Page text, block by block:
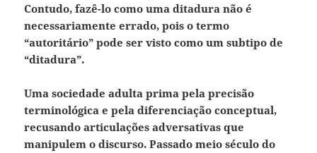
Contudo, fazê-lo como uma ditadura não é
necessariamente errado, pois o termo
“autoritário” pode ser visto como um subtipo de
“ditadura”.
Uma sociedade adulta prima pela precisão
terminológica e pela diferenciação conceptual,
recusando articulações adversativas que
manipulem o discurso. Passado meio século do